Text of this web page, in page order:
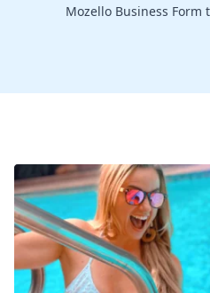
Mozello Business